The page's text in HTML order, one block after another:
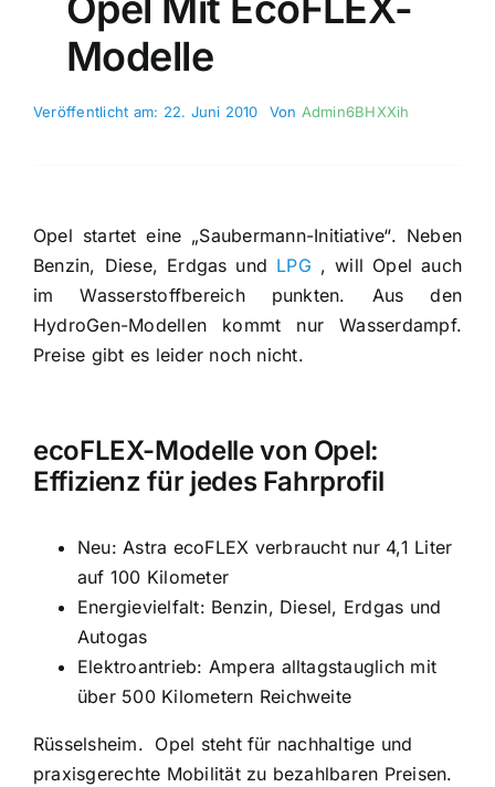
Modelle
Veröffentlicht am: 22. Juni 2010 Von Admin6BHXXih
Opel startet eine „Saubermann-Initiative“. Neben
Benzin, Diese, Erdgas und LPG , will Opel auch
im Wasserstoffbereich punkten. Aus den
HydroGen-Modellen kommt nur Wasserdampf.
Preise gibt es leider noch nicht.
ecoFLEX-Modelle von Opel:
Effizienz für jedes Fahrprofil
Neu: Astra ecoFLEX verbraucht nur 4,1 Liter
auf 100 Kilometer
Energievielfalt: Benzin, Diesel, Erdgas und
Autogas
Elektroantrieb: Ampera alltagstauglich mit
über 500 Kilometern Reichweite
Rüsselsheim. Opel steht für nachhaltige und
praxisgerechte Mobilität zu bezahlbaren Preisen.